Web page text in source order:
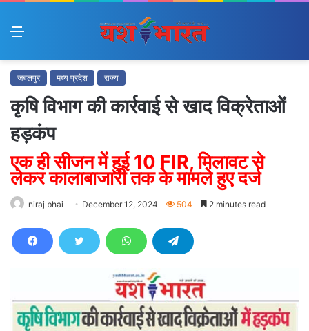
Menu
जबलपुर मध्य प्रदेश राज्य
कृषि विभाग की कार्रवाई से खाद विक्रेताओं
हड़कंप
एक ही सीजन में हुई 10 FIR, मिलावट से
लेकर कालाबाजारी तक के मामले हुए दर्ज
niraj bhai December 12, 2024 504 2 minutes read